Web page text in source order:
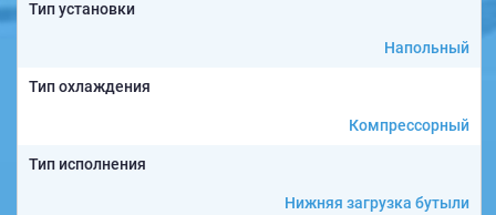
Тип установки
Напольный
Тип охлаждения
Компрессорный
Тип исполнения
Нижняя загрузка бутыли